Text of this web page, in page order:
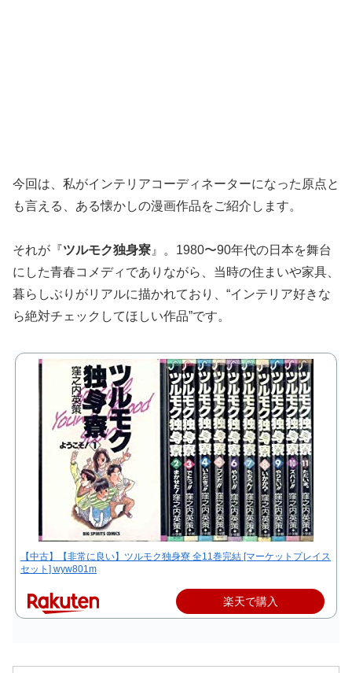
今回は、私がインテリアコーディネーターになった原点と
も言える、ある懐かしの漫画作品をご紹介します。
それが『ツルモク独身寮 』。1980〜90年代の日本を舞台
にした青春コメディでありながら、当時の住まいや家具、
暮らしぶりがリアルに描かれており、“インテリア好きな
ら絶対チェックしてほしい作品”です。
【中古】【非常に良い】ツルモク独身寮 全11巻完結 [マーケットプレイス
セット] wyw801m
楽天で購入